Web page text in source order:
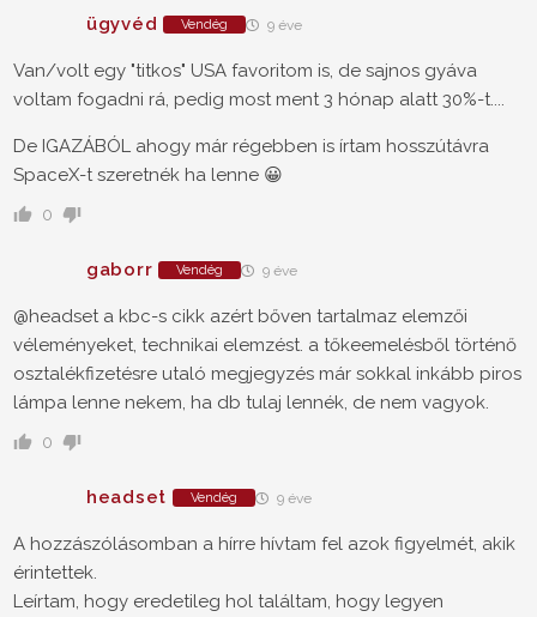
ügyvéd Vendég 9 éve
Van/volt egy "titkos" USA favoritom is, de sajnos gyáva
voltam fogadni rá, pedig most ment 3 hónap alatt 30%-t....
De IGAZÁBÓL ahogy már régebben is írtam hosszútávra
SpaceX-t szeretnék ha lenne 😀
0
gaborr Vendég 9 éve
@headset a kbc-s cikk azért bőven tartalmaz elemzői
véleményeket, technikai elemzést. a tőkeemelésből történő
osztalékfizetésre utaló megjegyzés már sokkal inkább piros
lámpa lenne nekem, ha db tulaj lennék, de nem vagyok.
0
headset Vendég 9 éve
A hozzászólásomban a hírre hívtam fel azok figyelmét, akik
érintettek.
Leírtam, hogy eredetileg hol találtam, hogy legyen